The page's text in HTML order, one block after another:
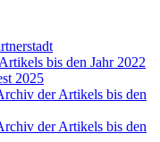
bis den Jahr 2022
2025
der Artikels bis den
der Artikels bis den